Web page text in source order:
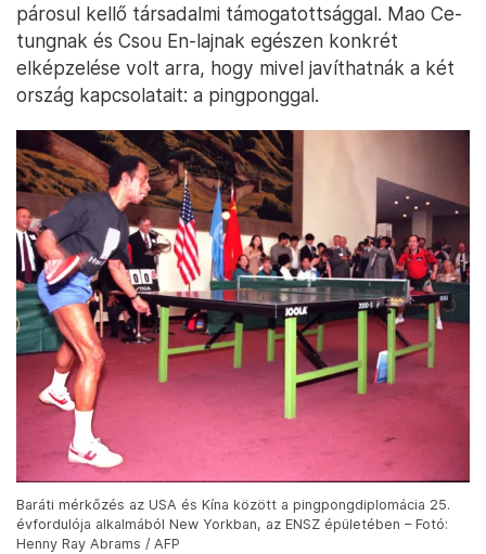
párosul kellő társadalmi támogatottsággal. Mao Ce-
tungnak és Csou En-lajnak egészen konkrét
elképzelése volt arra, hogy mivel javíthatnák a két
ország kapcsolatait: a pingponggal.
Baráti mérkőzés az USA és Kína között a pingpongdiplomácia 25.
évfordulója alkalmából New Yorkban, az ENSZ épületében – Fotó:
Henny Ray Abrams / AFP